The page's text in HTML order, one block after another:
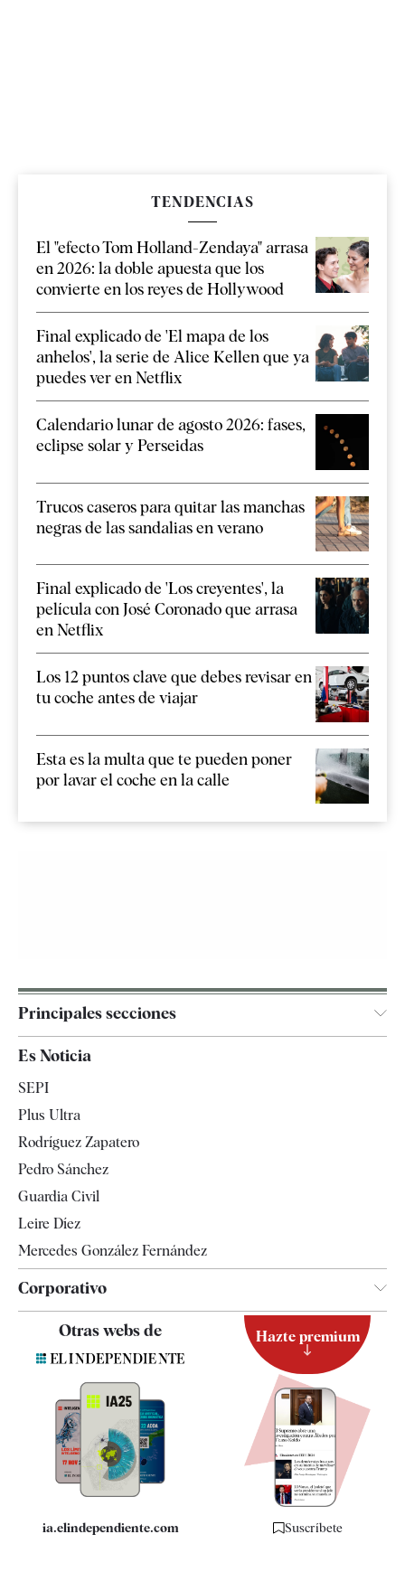
TENDENCIAS
El "efecto Tom Holland-Zendaya" arrasa
en 2026: la doble apuesta que los
convierte en los reyes de Hollywood
Final explicado de 'El mapa de los
anhelos', la serie de Alice Kellen que ya
puedes ver en Netflix
Calendario lunar de agosto 2026: fases,
eclipse solar y Perseidas
Trucos caseros para quitar las manchas
negras de las sandalias en verano
Final explicado de 'Los creyentes', la
película con José Coronado que arrasa
en Netflix
Los 12 puntos clave que debes revisar en
tu coche antes de viajar
Esta es la multa que te pueden poner
por lavar el coche en la calle
Principales secciones
España
Televisión
Es Noticia
SEPI
Plus Ultra
Rodríguez Zapatero
Pedro Sánchez
Guardia Civil
Leire Díez
Mercedes González Fernández
Corporativo
Contacto
Quiénes somos
Especificaciones
Otras webs de
ia.elindependiente.com
Hazte premium
Suscríbete